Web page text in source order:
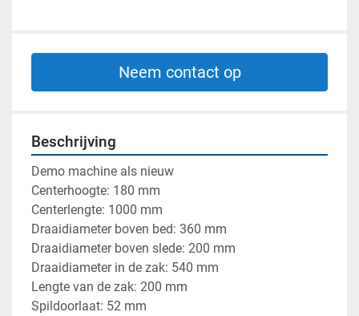
Neem contact op
Beschrijving
Demo machine als nieuw
Centerhoogte: 180 mm
Centerlengte: 1000 mm
Draaidiameter boven bed: 360 mm
Draaidiameter boven slede: 200 mm
Draaidiameter in de zak: 540 mm
Lengte van de zak: 200 mm
Spildoorlaat: 52 mm